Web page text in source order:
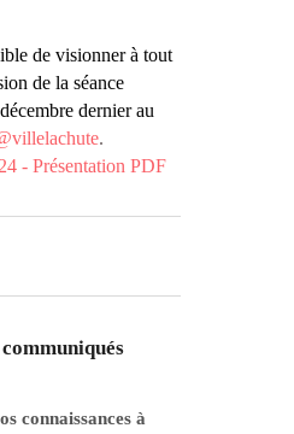
de visionner à tout
de la séance
dernier au
.
- Présentation PDF
connaissances à